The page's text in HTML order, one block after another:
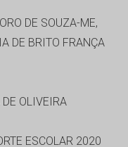
DE SOUZA-ME,
DE BRITO FRANÇA
OLIVEIRA
ESCOLAR 2020